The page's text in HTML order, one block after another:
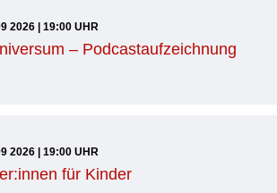
2026 | 19:00 UHR
– Podcastaufzeichnung
2026 | 19:00 UHR
für Kinder